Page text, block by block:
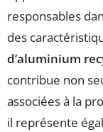
responsables
des
d’aluminium
contribue non
associées à la
il représente